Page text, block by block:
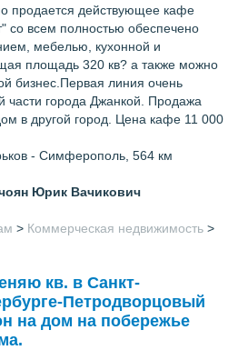
продается действующее кафе
со всем полностью обеспечено
мебелью, кухонной и
площадь 320 кв? а также можно
бизнес.Первая линия очень
части города Джанкой. Продажа
в другой город. Цена кафе 11 000
- Симферополь, 564 км
Юрик Вачикович
> Коммерческая недвижимость >
кв. в Санкт-
Петродворцовый
на дом на побережье